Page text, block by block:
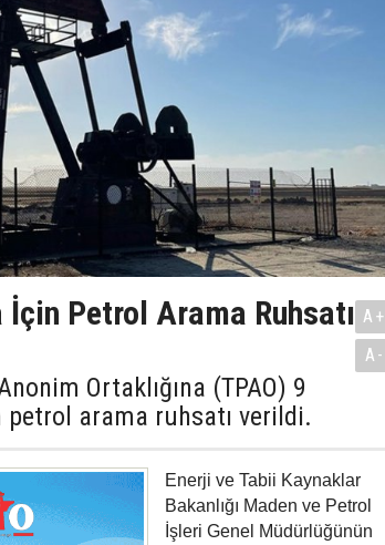
İçin Petrol Arama Ruhsatı
Ortaklığına (TPAO) 9
arama ruhsatı verildi.
A+
A-
Enerji ve Tabii Kaynaklar
Bakanlığı Maden ve Petrol
İşleri Genel Müdürlüğünün